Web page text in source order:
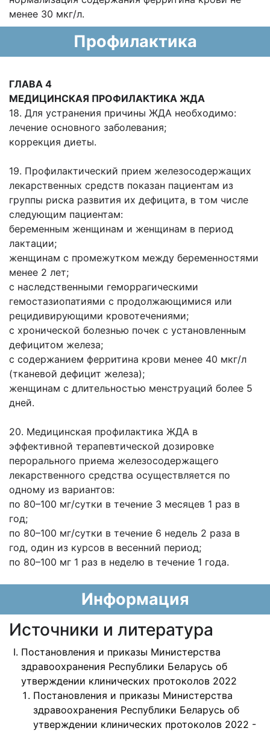
менее 30 мкг/л.
Профилактика
ГЛАВА 4
МЕДИЦИНСКАЯ ПРОФИЛАКТИКА ЖДА
18. Для устранения причины ЖДА необходимо:
лечение основного заболевания;
коррекция диеты.
19. Профилактический прием железосодержащих
лекарственных средств показан пациентам из
группы риска развития их дефицита, в том числе
следующим пациентам:
беременным женщинам и женщинам в период
лактации;
женщинам с промежутком между беременностями
менее 2 лет;
с наследственными геморрагическими
гемостазиопатиями с продолжающимися или
рецидивирующими кровотечениями;
с хронической болезнью почек с установленным
дефицитом железа;
с содержанием ферритина крови менее 40 мкг/л
(тканевой дефицит железа);
женщинам с длительностью менструаций более 5
дней.
20. Медицинская профилактика ЖДА в
эффективной терапевтической дозировке
перорального приема железосодержащего
лекарственного средства осуществляется по
одному из вариантов:
по 80–100 мг/сутки в течение 3 месяцев 1 раз в
год;
по 80–100 мг/сутки в течение 6 недель 2 раза в
год, один из курсов в весенний период;
по 80–100 мг 1 раз в неделю в течение 1 года.
Информация
Источники и литература
Постановления и приказы Министерства
здравоохранения Республики Беларусь об
утверждении клинических протоколов 2022
Постановления и приказы Министерства
здравоохранения Республики Беларусь об
утверждении клинических протоколов 2022 -